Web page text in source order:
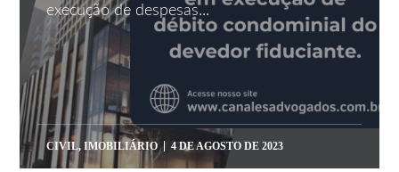
execução de despesas...
CIVIL,IMOBILIÁRIO 4 DE AGOSTO DE 2023